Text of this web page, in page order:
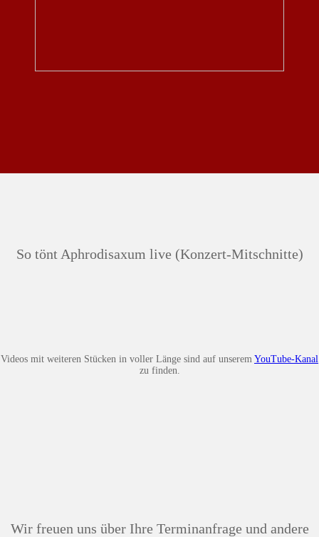
So tönt Aphrodisaxum live (Konzert-Mitschnitte)
Videos mit weiteren Stücken in voller Länge sind auf unserem YouTube-Kanal
zu finden.
Wir freuen uns über Ihre Terminanfrage und andere